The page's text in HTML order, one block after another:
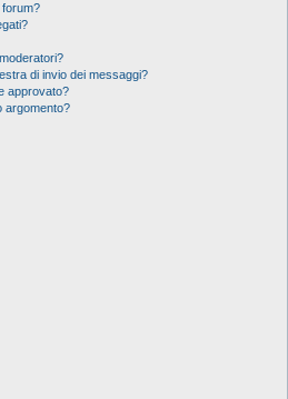
di invio dei messaggi?
approvato?
argomento?